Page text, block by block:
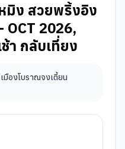
มิง สวยพริ้งอิง
OCT 2026,
า กลับเที่ยง
เมืองโบราณจงเตี้ยน